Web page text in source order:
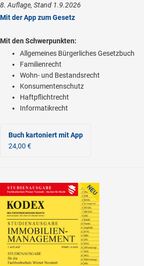
8. Auflage, Stand 1.9.2026
Mit der App zum Gesetz
Mit den Schwerpunkten:
Allgemeines Bürgerliches Gesetzbuch
Familienrecht
Wohn- und Bestandsrecht
Konsumentenschutz
Haftpflichtrecht
Informatikrecht
Buch kartoniertmit App
24,00 €